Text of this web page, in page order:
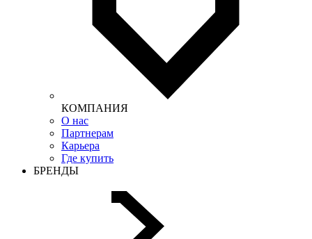
КОМПАНИЯ
О нас
Партнерам
Карьера
Где купить
БРЕНДЫ